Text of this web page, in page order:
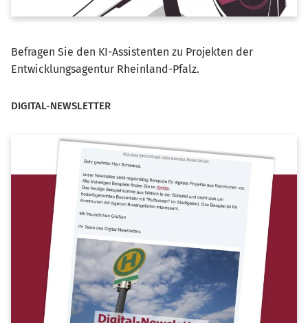
Befragen Sie den KI-Assistenten zu Projekten der
Entwicklungsagentur Rheinland-Pfalz.
DIGITAL-NEWSLETTER